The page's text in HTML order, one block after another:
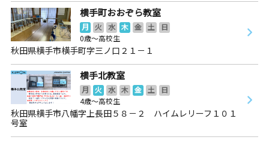
横手町おおぞら教室
月 火 水 木 金 土
日
0歳～高校生
秋田県横手市横手町字三ノ口２１－１
横手北教室
月 火 水 木 金 土
日
4歳～高校生
秋田県横手市八幡字上長田５８－２ ハイムレリーフ１０１
号室